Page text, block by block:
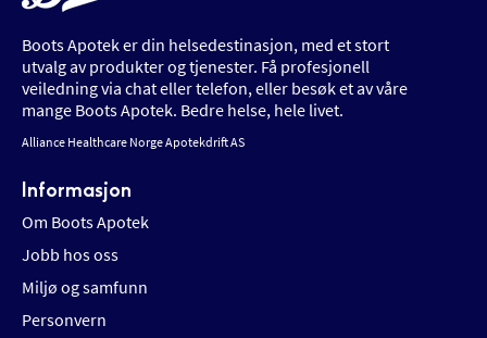
Boots Apotek er din helsedestinasjon, med et stort
utvalg av produkter og tjenester. Få profesjonell
veiledning via chat eller telefon, eller besøk et av våre
mange Boots Apotek. Bedre helse, hele livet.
Alliance Healthcare Norge Apotekdrift AS
Informasjon
Om Boots Apotek
Jobb hos oss
Miljø og samfunn
Personvern